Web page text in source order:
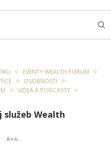
EVENTY WEALTH FORUM
OSOBNOSTI
VIDEA A PODCASTY
služeb Wealth
A+A-